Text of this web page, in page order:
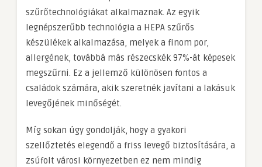
szűrőtechnológiákat alkalmaznak. Az egyik
legnépszerűbb technológia a HEPA szűrős
készülékek alkalmazása, melyek a finom por,
allergének, továbbá más részecskék 97%-át képesek
megszűrni. Ez a jellemző különösen fontos a
családok számára, akik szeretnék javítani a lakásuk
levegőjének minőségét.
Míg sokan úgy gondolják, hogy a gyakori
szellőztetés elegendő a friss levegő biztosítására, a
zsúfolt városi környezetben ez nem mindig